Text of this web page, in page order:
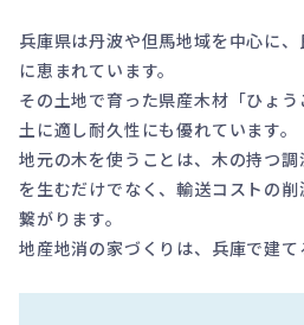
兵庫県は丹波や但馬地域を中心に
に恵まれています。
その土地で育った県産木材「ひょ
土に適し耐久性にも優れています。
地元の木を使うことは、木の持つ
を生むだけでなく、輸送コストの
繋がります。
地産地消の家づくりは、兵庫で建て